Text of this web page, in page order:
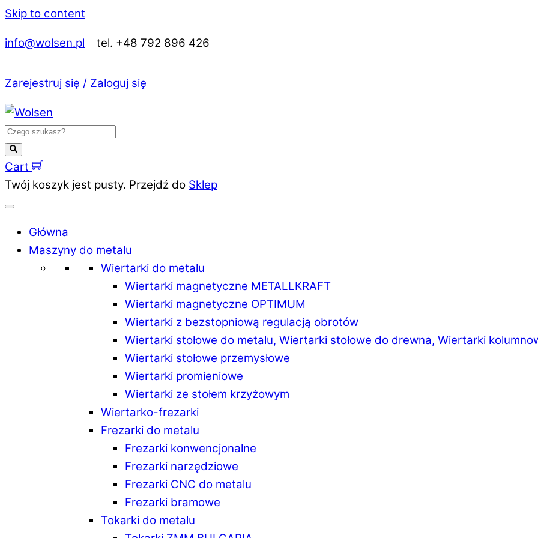
Skip to content
info@wolsen.pl tel. +48 792 896 426
Zarejestruj się / Zaloguj się
Cart
Twój koszyk jest pusty. Przejdź do Sklep
Główna
Maszyny do metalu
Wiertarki do metalu
Wiertarki magnetyczne METALLKRAFT
Wiertarki magnetyczne OPTIMUM
Wiertarki z bezstopniową regulacją obrotów
Wiertarki stołowe do metalu, Wiertarki stołowe do drewna, Wiertarki
Wiertarki stołowe przemysłowe
Wiertarki promieniowe
Wiertarki ze stołem krzyżowym
Wiertarko-frezarki
Frezarki do metalu
Frezarki konwencjonalne
Frezarki narzędziowe
Frezarki CNC do metalu
Frezarki bramowe
Tokarki do metalu